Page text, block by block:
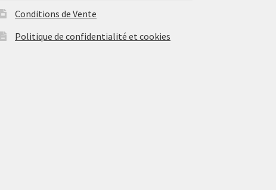
Conditions de Vente
Politique de confidentialité et cookies